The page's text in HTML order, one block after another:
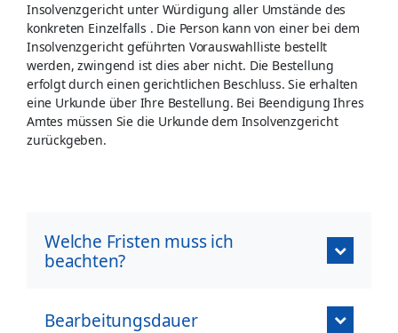
Insolvenzgericht unter Würdigung aller Umstände des
konkreten Einzelfalls . Die Person kann von einer bei dem
Insolvenzgericht geführten Vorauswahlliste bestellt
werden, zwingend ist dies aber nicht. Die Bestellung
erfolgt durch einen gerichtlichen Beschluss. Sie erhalten
eine Urkunde über Ihre Bestellung. Bei Beendigung Ihres
Amtes müssen Sie die Urkunde dem Insolvenzgericht
zurückgeben.
Welche Fristen muss ich
beachten?
Bearbeitungsdauer